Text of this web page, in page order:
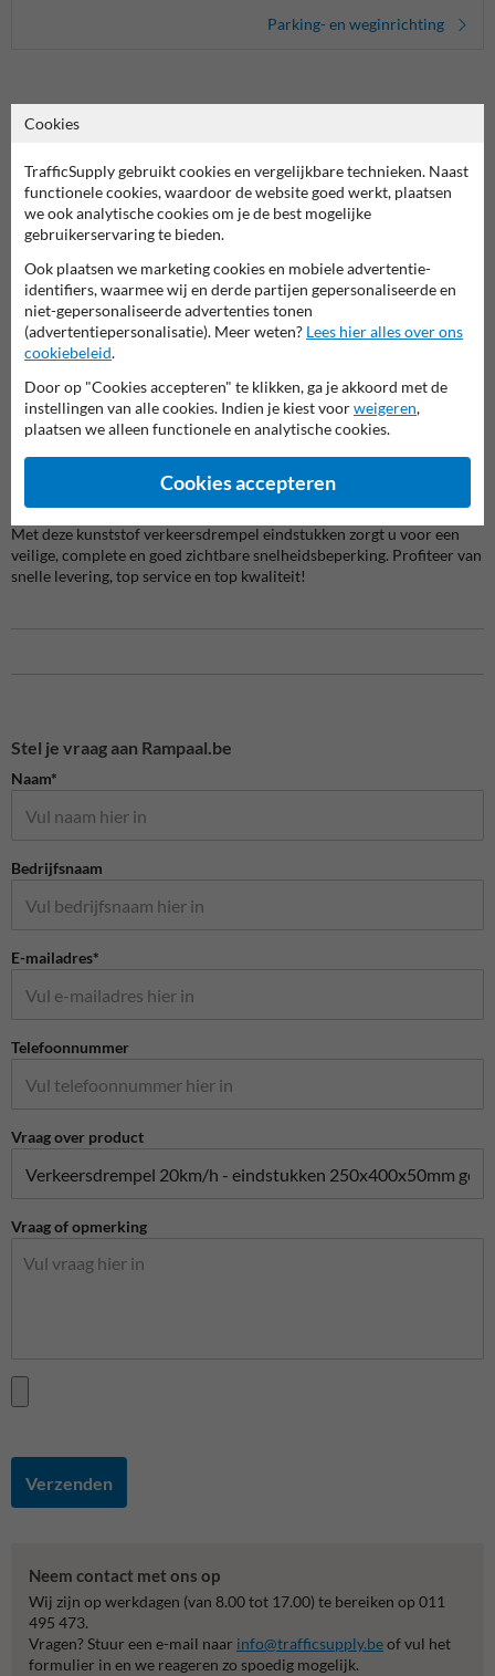
Parking- en weginrichting
Een verkeersdrempel is pas echt effectief met de juiste eindstukken.
Deze kunststof eindstukken zorgen voor een vloeiende overgang en
verkleinen de kans op schade aan voertuigen. Bovendien dragen ze bij
aan een veilige en nette afwerking van uw snelheidsremmers.
Geel-zwarte kleur voor extra zichtbaarheid
Dankzij de contrasterende geel-zwarte kleur vallen de eindstukken
goed op, zelfs bij slecht weer of in het donker. Dit helpt bestuurders
om tijdig snelheid te minderen en verhoogt de verkeersveiligheid op
parkeerplaatsen, bedrijventerreinen en toegangswegen.
Stevig materiaal en eenvoudige plaatsing
Deze eindstukken zijn gemaakt van slijtvast kunststof en bestand
die jarenlang meegaat.
Met deze kunststof verkeersdrempel eindstukken zorgt u voor een
veilige, complete en goed zichtbare snelheidsbeperking. Profiteer van
snelle levering, top service en top kwaliteit!
Stel je vraag aan Rampaal.be
Naam*
Bedrijfsnaam
E-mailadres*
Telefoonnummer
Vraag over product
Vraag of opmerking
Verzenden
Neem contact met ons op
Wij zijn op werkdagen (van 8.00 tot 17.00) te bereiken op 011
495 473.
Vragen? Stuur een e-mail naar info@trafficsupply.beof vul het
formulier in en we reageren zo spoedig mogelijk.
Cookies
TrafficSupply gebruikt cookies en vergelijkbare technieken. Naast
functionele cookies, waardoor de website goed werkt, plaatsen
we ook analytische cookies om je de best mogelijke
gebruikerservaring te bieden.
Ook plaatsen we marketing cookies en mobiele advertentie-
identifiers, waarmee wij en derde partijen gepersonaliseerde en
niet-gepersonaliseerde advertenties tonen
(advertentiepersonalisatie). Meer weten? Lees hier alles over ons
cookiebeleid.
Door op "Cookies accepteren" te klikken, ga je akkoord met de
instellingen van alle cookies. Indien je kiest voorweigeren,
plaatsen we alleen functionele en analytische cookies.
Cookies accepteren